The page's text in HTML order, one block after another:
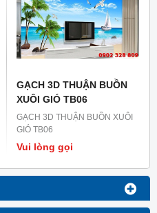
GẠCH 3D THUẬN BUỒN
XUÔI GIÓ TB06
GẠCH 3D THUẬN BUỒN XUÔI
GIÓ TB06
Vui lòng gọi